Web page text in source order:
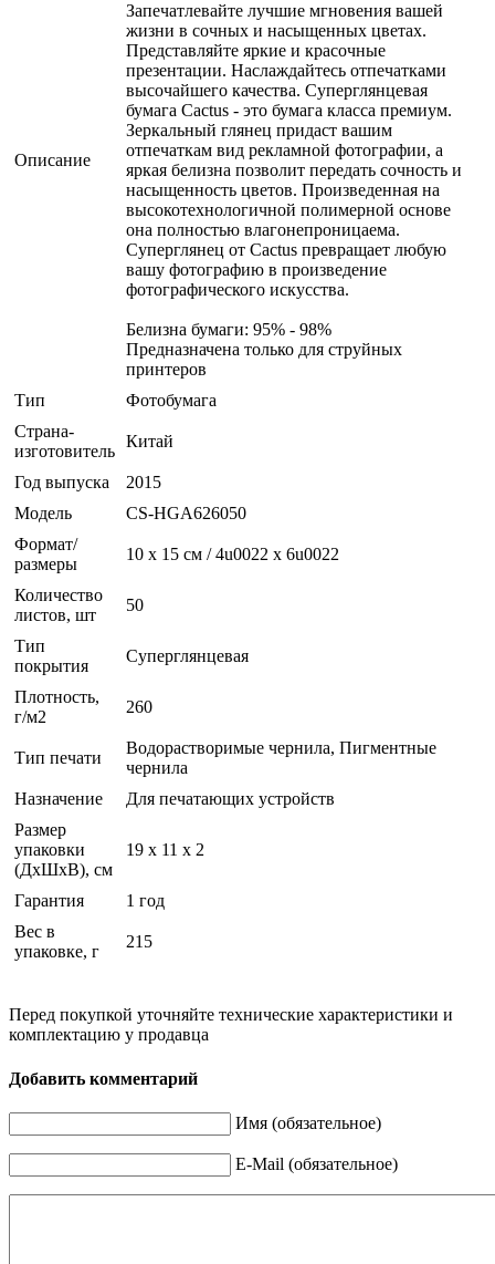
Описание
Запечатлевайте лучшие мгновения вашей
жизни в сочных и насыщенных цветах.
Представляйте яркие и красочные
презентации. Наслаждайтесь отпечатками
высочайшего качества. Суперглянцевая
бумага Cactus - это бумага класса премиум.
Зеркальный глянец придаст вашим
отпечаткам вид рекламной фотографии, а
яркая белизна позволит передать сочность и
насыщенность цветов. Произведенная на
высокотехнологичной полимерной основе
она полностью влагонепроницаема.
Суперглянец от Cactus превращает любую
вашу фотографию в произведение
фотографического искусства.
Белизна бумаги: 95% - 98%
Предназначена только для струйных
принтеров
Тип
Фотобумага
Страна-
изготовитель
Китай
Год выпуска
2015
Модель
CS-HGA626050
Формат/
размеры
10 x 15 см / 4u0022 x 6u0022
Количество
листов, шт
50
Тип
покрытия
Суперглянцевая
Плотность,
г/м2
260
Тип печати
Водорастворимые чернила, Пигментные
чернила
Назначение
Для печатающих устройств
Размер
упаковки
(ДхШхВ), см
19 x 11 x 2
Гарантия
1 год
Вес в
упаковке, г
215
Перед покупкой уточняйте технические характеристики и
комплектацию у продавца
Добавить комментарий
Имя (обязательное)
E-Mail (обязательное)